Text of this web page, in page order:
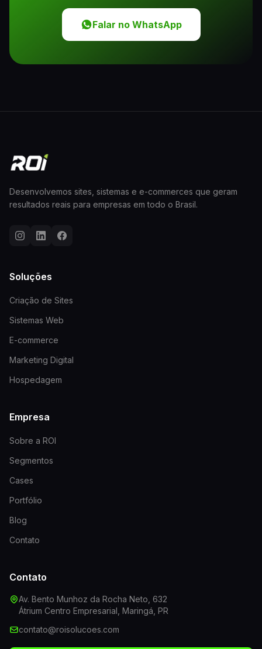
Falar no WhatsApp
Desenvolvemos sites, sistemas e e-commerces que geram
resultados reais para empresas em todo o Brasil.
Soluções
Criação de Sites
Sistemas Web
E-commerce
Marketing Digital
Hospedagem
Empresa
Sobre a ROI
Segmentos
Cases
Portfólio
Blog
Contato
Contato
Av. Bento Munhoz da Rocha Neto, 632
Átrium Centro Empresarial, Maringá, PR
contato@roisolucoes.com